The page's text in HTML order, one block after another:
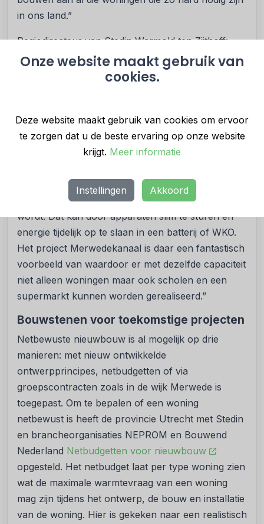
Onze website maakt gebruik van
cookies.
Deze website maakt gebruik van cookies om ervoor
te zorgen dat u de beste ervaring op onze website
krijgt. Meer informatie
Instellingen Akkoord
in ons land.”
Regiodirecteur van Stedin Warmold ten Zijthoff:
“Met de huidige bouwnormen worden woningen
gebouwd die relatief zwaar belastend zijn voor het
de avond ontstaat piekbelasting doordat de
warmtepomp grijze energie vraagt uit het net. Om
echt te verduurzamen en het stroomnet niet
nieuwe standaard waarbij de energie die een
woning opwekt ook zo veel mogelijk zelf benut
wordt. Dat kan door apparaten slim te sturen en
energie tijdelijk op te slaan in een batterij of WKO.
Het project Merwedekanaal is daar een fantastisch
voorbeeld van waardoor er met dezelfde capaciteit
niet alleen woningen maar ook scholen en een
supermarkt kunnen worden gerealiseerd.”
Bouwstenen voor toekomstige projecten
Netbewuste nieuwbouw is al mogelijk op drie
manieren: met nieuw ontwikkelde
ontwerpprincipes, netbudgetten of via
groepscontracten zoals in de wijk Merwede is
toegepast. Om te bepalen of een woning
netbewust is heeft de provincie Utrecht met Stedin
en brancheorganisaties NEPROM en Bouwend
Nederland Netbudgetten voor nieuwbouw
opgesteld. Het netbudget laat per type woning zien
wat de maximale warmtevraag van een woning
mag zijn tijdens het ontwerp, de bouw en installatie
van de woning. Hier is gekeken naar een realistisch